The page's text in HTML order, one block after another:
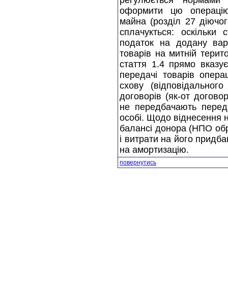
оформити цю операцiю
майна (роздiл 27
сплачукться:
податок на додану
товарiв на митнiй
стаття 1.4 прямо
передачi товарiв
схову
договорів (як-от
не передбачають
особi. Щодо вiднесення
балансi донора (НПО
i витрати на його
на амортизацiю.
повернутись